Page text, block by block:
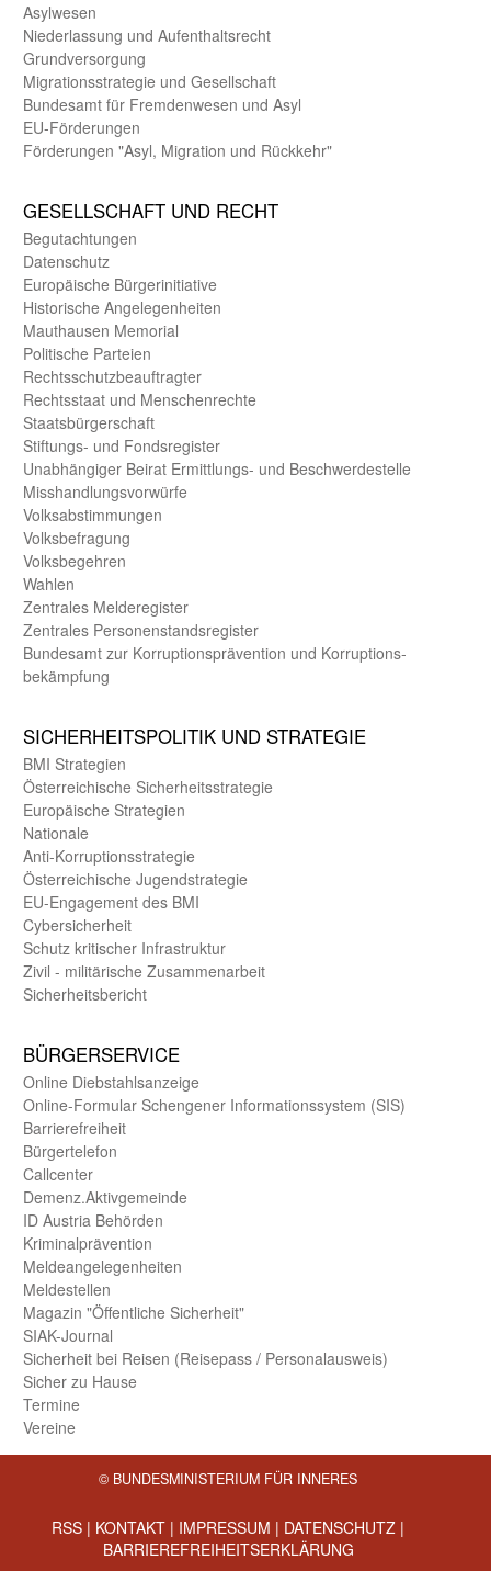
Asyl­wesen
Nieder­lassung und Aufent­halts­recht
Grund­versorgung
Migrations­strategie und Gesell­schaft
Bundes­amt für Fremden­wesen und Asyl
EU-Förde­rungen
Förderungen "Asyl, Migration und Rückkehr"
GE­SELL­SCHAFT UND RECHT
Begut­achtungen
Daten­schutz
Europäische Bürger­initiative
Historische Angelegen­heiten
Mauthausen Memorial
Politische Parteien
Rechts­schutz­beauftragter
Rechts­staat und Menschen­rechte
Staats­bürger­schaft
Stiftungs- und Fonds­register
Unab­hängiger Beirat Ermittlungs- und Beschwerde­stelle
Misshandlungs­vorwürfe
Volks­abstimmungen
Volks­befragung
Volks­begehren
Wahlen
Zentrales Melde­register
Zentrales Personen­stands­register
Bundes­amt zur Korrup­tions­prävention und Korrup­tions­
bekämpfung
SICHER­HEITS­POLITIK UND STRATEGIE
BMI Strategien
Öster­reichische Sicherheits­strategie
Europäische Strategien
Nationale
Anti-Korruptions­strategie
Öster­reichische Jugend­strategie
EU-Engagement des BMI
Cybersicherheit
Schutz kritischer Infra­struktur
Zivil - militärische Zusammen­arbeit
Sicherheits­bericht
BÜRGER­SERVICE
Online Diebstahls­anzeige
Online-Formular Schengener Informationssystem (SIS)
Barriere­freiheit
Bürger­telefon
Call­center
Demenz.Aktiv­gemeinde
ID Austria Behörden
Kriminal­prävention
Melde­an­ge­le­gen­heiten
Meld­estellen
Magazin "Öffentliche Sicherheit"
SIAK-Journal
Sicherheit bei Reisen (Reise­pass / Personal­ausweis)
Sicher zu Hause
Termine
Vereine
© BUNDESMINISTERIUM FÜR INNERES
RSS | KONTAKT | IMPRESSUM | DATENSCHUTZ |
BARRIEREFREIHEITSERKLÄRUNG